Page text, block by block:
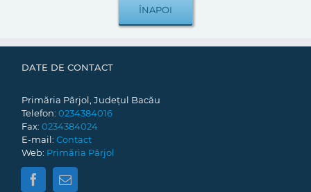
DATE DE CONTACT
Primăria Pârjol, Județul Bacău
Telefon: 0234384016
Fax: 0234384024
E-mail: Contact
Web: Primăria Pârjol